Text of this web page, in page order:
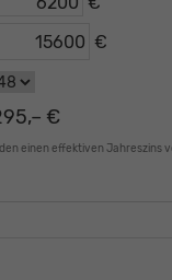
€
€
einen effektiven Jahreszins